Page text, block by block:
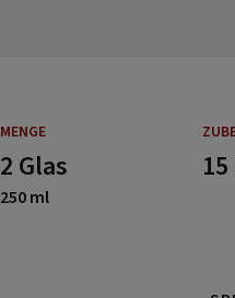
MENGE
2 Glas
250 ml